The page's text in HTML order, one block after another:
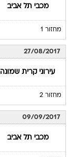
מכבי תל אביב
מחזור 1
27/08/2017
עירוני קרית שמונה
מחזור 2
09/09/2017
מכבי תל אביב